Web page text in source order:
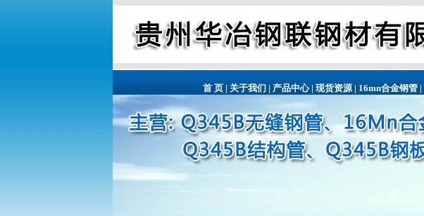
首 页| 关于我们 | 产品中心| 现货资源| 16mn合金钢管|